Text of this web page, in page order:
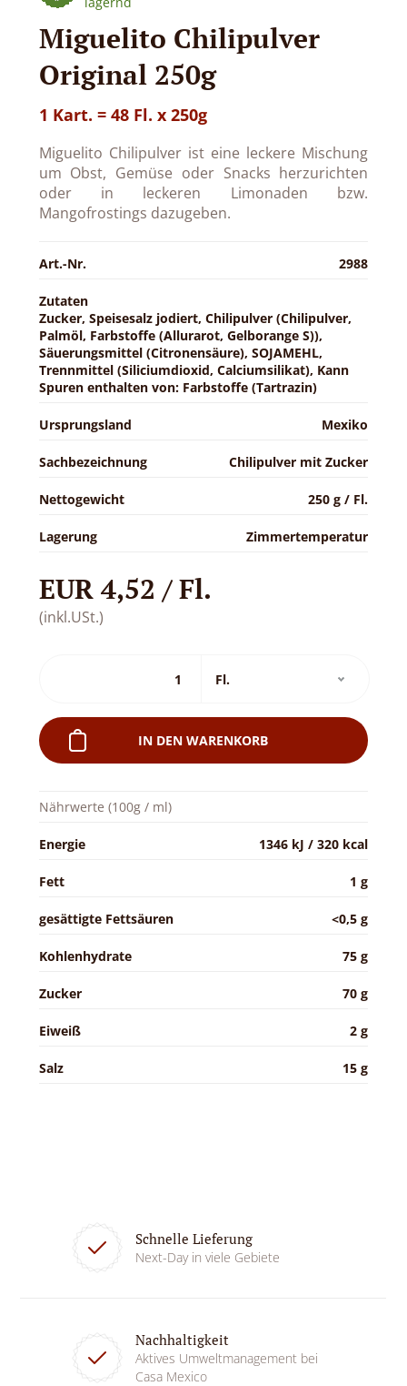
Miguelito Chilipulver
Original 250g
1 Kart. = 48 Fl. x 250g
Miguelito Chilipulver ist eine leckere Mischung
um Obst, Gemüse oder Snacks herzurichten
oder in leckeren Limonaden bzw.
Mangofrostings dazugeben.
Art.-Nr. 2988
Zutaten
Zucker, Speisesalz jodiert, Chilipulver (Chilipulver,
Palmöl, Farbstoffe (Allurarot, Gelborange S)),
Säuerungsmittel (Citronensäure), SOJAMEHL,
Trennmittel (Siliciumdioxid, Calciumsilikat), Kann
Spuren enthalten von: Farbstoffe (Tartrazin)
Ursprungsland Mexiko
Sachbezeichnung Chilipulver mit Zucker
Nettogewicht 250 g / Fl.
Lagerung Zimmertemperatur
EUR 4,52 / Fl.
(inkl.USt.)
IN DEN WARENKORB
Nährwerte (100g / ml)
Energie 1346 kJ / 320 kcal
Fett 1 g
gesättigte Fettsäuren <0,5 g
Kohlenhydrate 75 g
Zucker 70 g
Eiweiß 2 g
Salz 15 g
Schnelle Lieferung
Next-Day in viele Gebiete
Nachhaltigkeit
Aktives Umweltmanagement bei
Casa Mexico